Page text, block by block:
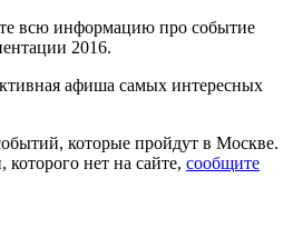
всю информацию про событие
2016.
афиша самых интересных
которые пройдут в Москве.
нет на сайте, сообщите